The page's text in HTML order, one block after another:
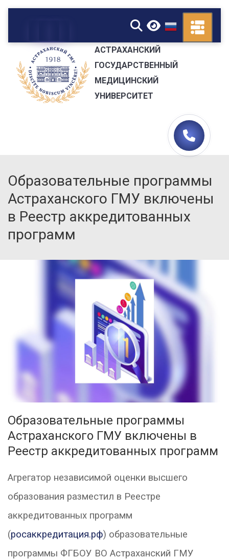
▼
АСТРАХАНСКИЙ
ГОСУДАРСТВЕННЫЙ
МЕДИЦИНСКИЙ
УНИВЕРСИТЕТ
Образовательные программы
Астраханского ГМУ включены
в Реестр аккредитованных
программ
Образовательные программы
Астраханского ГМУ включены в
Реестр аккредитованных программ
Агрегатор независимой оценки высшего
образования разместил в Реестре
аккредитованных программ
(росаккредитация.рф) образовательные
программы ФГБОУ ВО Астраханский ГМУ